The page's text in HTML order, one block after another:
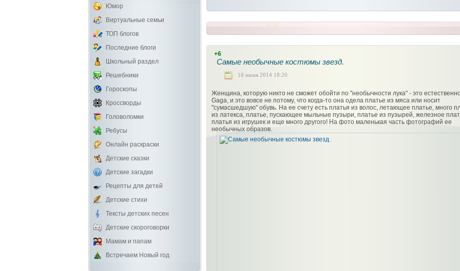
Юмор
Виртуальные семьи
ТОП блогов
Последние блоги
Школьный раздел
Решебники
Гороскопы
Кроссворды
Головоломки
Ребусы
Онлайн раскраски
Детские сказки
Детские загадки
Рецепты для детей
Детские стихи
Тексты детских песен
Детские скороговорки
Мамам и папам
Встречаем Новый год
+6
Самые необычные костюмы звезд.
18 июня 2014 18:20
Женщина, которую никто не сможет обойти по "необычности лука" - это
Gaga, и это вовсе не потому, что когда-то она одела платье из мяса или носит
"сумасшедшую" обувь. На ее счету есть платья из волос, летающее платье, много
из латекса, платье, пускающее мыльные пузыри, платье из пузырей, железное
платья из игрушек и еще много другого! На фото маленькая часть фотографий ее
необычных образов.